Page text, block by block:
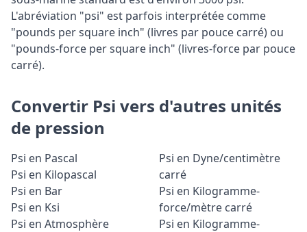
L'abréviation "psi" est parfois interprétée comme
"pounds per square inch" (livres par pouce carré) ou
"pounds-force per square inch" (livres-force par pouce
carré).
Convertir Psi vers d'autres unités
de pression
Psi en Pascal
Psi en Kilopascal
Psi en Bar
Psi en Ksi
Psi en Atmosphère
Psi en Dyne/centimètre
carré
Psi en Kilogramme-
force/mètre carré
Psi en Kilogramme-